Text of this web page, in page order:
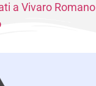
a Vivaro Romano